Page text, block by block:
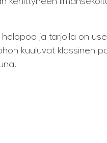
helppoa ja tarjolla on
kuuluvat klassinen